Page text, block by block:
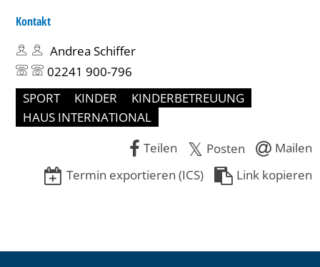
Kontakt
Andrea Schiffer
02241 900-796
SPORT
KINDER
KINDERBETREUUNG
HAUS INTERNATIONAL
Teilen
Posten
Mailen
Termin exportieren (ICS)
Link kopieren